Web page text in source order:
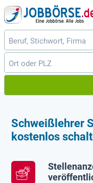
Schweißlehrer
kostenlos